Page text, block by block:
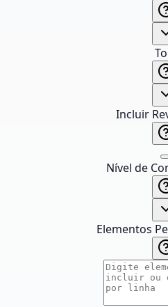
Incluir
Nível de
Elementos